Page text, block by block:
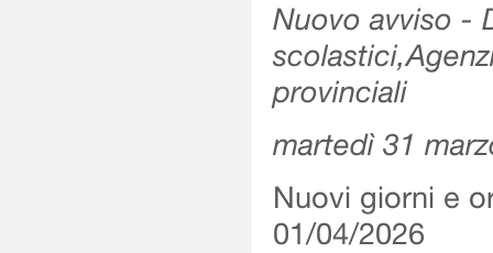
Nuovo avviso -
provinciali
martedì 31
Nuovi giorni e
01/04/2026